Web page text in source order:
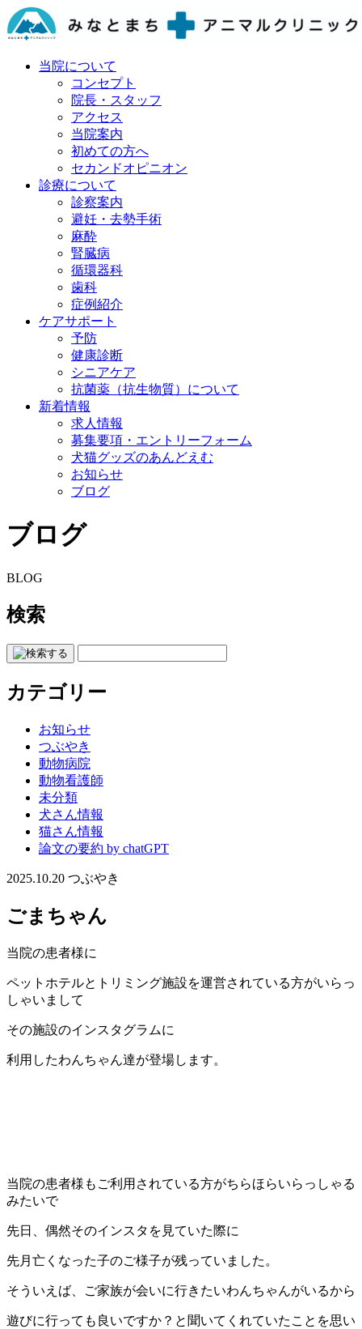
当院について
コンセプト
院長・スタッフ
アクセス
当院案内
初めての方へ
セカンドオピニオン
診療について
診察案内
避妊・去勢手術
麻酔
腎臓病
循環器科
歯科
症例紹介
ケアサポート
予防
健康診断
シニアケア
抗菌薬（抗生物質）について
新着情報
求人情報
募集要項・エントリーフォーム
犬猫グッズのあんどえむ
お知らせ
ブログ
ブログ
BLOG
検索
カテゴリー
お知らせ
つぶやき
動物病院
動物看護師
未分類
犬さん情報
猫さん情報
論文の要約 by chatGPT
2025.10.20 つぶやき
ごまちゃん
当院の患者様に
ペットホテルとトリミング施設を運営されている方がいらっ
しゃいまして
その施設のインスタグラムに
利用したわんちゃん達が登場します。
当院の患者様もご利用されている方がちらほらいらっしゃる
みたいで
先日、偶然そのインスタを見ていた際に
先月亡くなった子のご様子が残っていました。
そういえば、ご家族が会いに行きたいわんちゃんがいるから
遊びに行っても良いですか？と聞いてくれていたことを思い